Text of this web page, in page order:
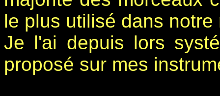
le plus utilisé dans
Je l'ai depuis lors
proposé sur mes